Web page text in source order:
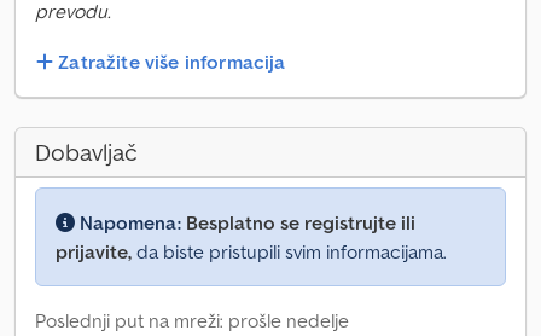
prevodu.
Zatražite više informacija
Dobavljač
Napomena: Besplatno se registrujte ili
prijavite, da biste pristupili svim informacijama.
Poslednji put na mreži: prošle nedelje